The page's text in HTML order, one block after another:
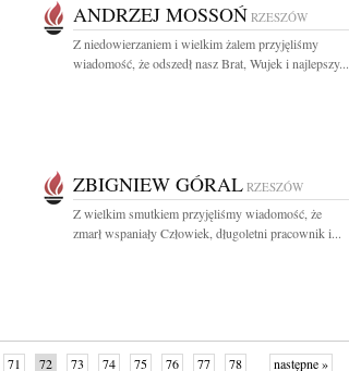
ANDRZEJ MOSSOŃ RZESZÓW
Z niedowierzaniem i wielkim żalem przyjęliśmy
wiadomość, że odszedł nasz Brat, Wujek i najlepszy...
ZBIGNIEW GÓRAL RZESZÓW
Z wielkim smutkiem przyjęliśmy wiadomość, że
zmarł wspaniały Człowiek, długoletni pracownik i...
71 72 73 74 75 76 77 78 następne »